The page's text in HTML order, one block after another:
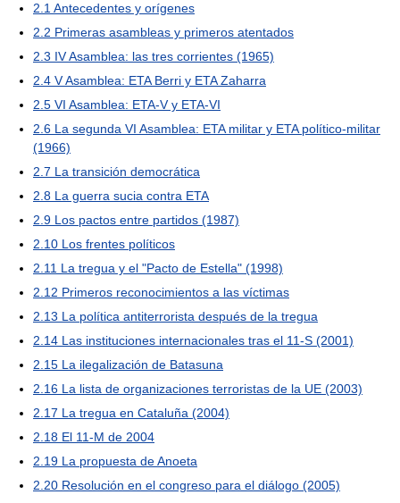
2.1Antecedentes y orígenes
2.2 Primeras asambleas y primeros atentados
2.3 IV Asamblea: las tres corrientes (1965)
2.4 V Asamblea: ETA Berri y ETA Zaharra
2.5 VI Asamblea: ETA-V y ETA-VI
2.6 La segunda VI Asamblea: ETA militar y ETA político-militar
(1966)
2.7 La transición democrática
2.8 La guerra sucia contra ETA
2.9 Los pactos entre partidos (1987)
2.10 Los frentes políticos
2.11 La tregua y el "Pacto de Estella" (1998)
2.12 Primeros reconocimientos a las víctimas
2.13 La política antiterrorista después de la tregua
2.14 Las instituciones internacionales tras el 11-S (2001)
2.15 La ilegalización de Batasuna
2.16 La lista de organizaciones terroristas de la UE (2003)
2.17 La tregua en Cataluña (2004)
2.18 El 11-M de 2004
2.19 La propuesta de Anoeta
2.20 Resolución en el congreso para el diálogo (2005)